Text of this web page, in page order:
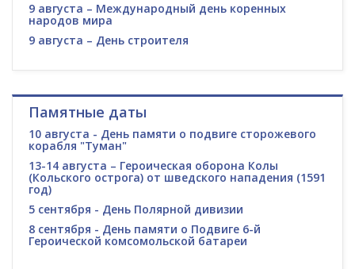
9 августа – Международный день коренных
народов мира
9 августа – День строителя
Памятные даты
10 августа - День памяти о подвиге сторожевого
корабля "Туман"
13-14 августа – Героическая оборона Колы
(Кольского острога) от шведского нападения (1591
год)
5 сентября - День Полярной дивизии
8 сентября - День памяти о Подвиге 6-й
Героической комсомольской батареи